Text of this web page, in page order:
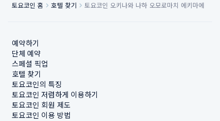
토요코인 홈 호텔 찾기 토요코인 오키나와 나하 오모로마치 에키마에
예약하기
단체 예약
스페셜 픽업
호텔 찾기
토요코인의 특징
토요코인 저렴하게 이용하기
토요코인 회원 제도
토요코인 이용 방법